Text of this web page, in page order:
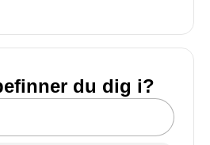
du dig i?